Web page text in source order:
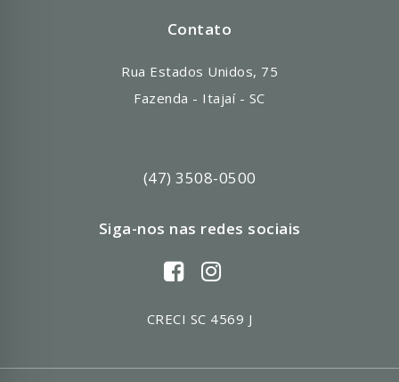
Contato
Rua Estados Unidos, 75
Fazenda - Itajaí - SC
(47) 3508-0500
Siga-nos nas redes sociais
CRECI SC 4569 J